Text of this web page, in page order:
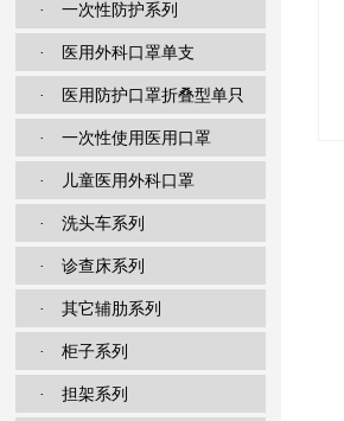
· 一次性防护系列
· 医用外科口罩单支
· 医用防护口罩折叠型单只
· 一次性使用医用口罩
· 儿童医用外科口罩
· 洗头车系列
· 诊查床系列
· 其它辅肋系列
· 柜子系列
· 担架系列